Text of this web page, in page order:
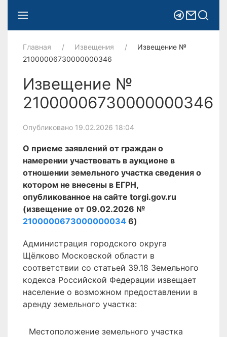
Главная Извещения
Извещение №
21000006730000000346
Извещение №
21000006730000000346
Опубликовано 19.02.2026 18:04
О приеме заявлений от граждан о
намерении участвовать в аукционе в
отношении земельного участка сведения о
котором не внесены в ЕГРН,
опубликованное на сайте torgi.gov.ru
(извещение от 09.02.2026 №
2100000673000000034 6)
Администрация городского округа
Щёлково Московской области в
соответствии со статьей 39.18 Земельного
кодекса Российской Федерации извещает
население о возможном предоставлении в
аренду земельного участка:
Местоположение земельного участка